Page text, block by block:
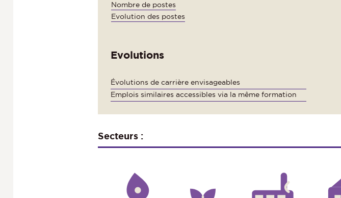
Nombre de postes
Evolution des postes
Evolutions
Évolutions de carrière envisageables
Emplois similaires accessibles via la même formation
Secteurs :